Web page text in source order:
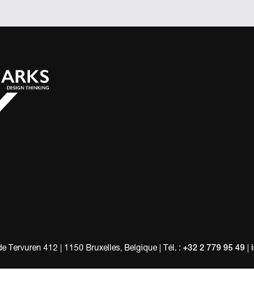
Tervuren 412 | 1150 Bruxelles, Belgique | Tél. : +32 2 779 95 49